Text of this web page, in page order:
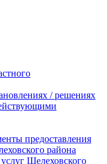
/ решениях
предоставления
района
Шелеховского